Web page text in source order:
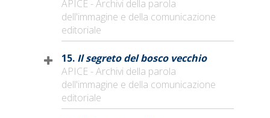
APICE - Archivi della parola
dell'immagine e della comunicazione
editoriale
15. Il segreto del bosco vecchio
APICE - Archivi della parola
dell'immagine e della comunicazione
editoriale